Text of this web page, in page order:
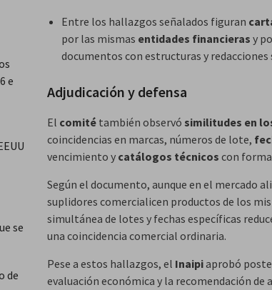
Entre los hallazgos señalados figuran
por las mismas entidades financieras y
documentos con estructuras y redacciones
Adjudicación y defensa
El comité también observó similitudes en
coincidencias en marcas, números de lote,
vencimiento y catálogos técnicos con
Según el documento, aunque en el mercado
suplidores comercialicen productos de los
simultánea de lotes y fechas específicas
una coincidencia comercial ordinaria.
Pese a estos hallazgos, el Inaipiaprobó
evaluación económica y la recomendación de
e
se
de